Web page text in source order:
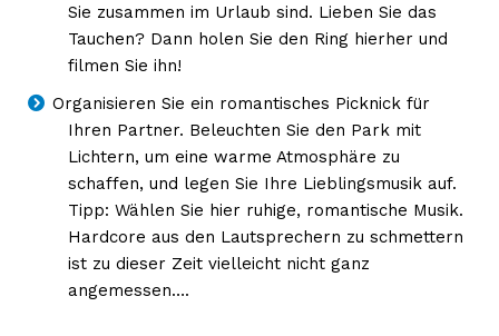
Sie zusammen im Urlaub sind. Lieben Sie das
Tauchen? Dann holen Sie den Ring hierher und
filmen Sie ihn!
Organisieren Sie ein romantisches Picknick für
Ihren Partner. Beleuchten Sie den Park mit
Lichtern, um eine warme Atmosphäre zu
schaffen, und legen Sie Ihre Lieblingsmusik auf.
Tipp: Wählen Sie hier ruhige, romantische Musik.
Hardcore aus den Lautsprechern zu schmettern
ist zu dieser Zeit vielleicht nicht ganz
angemessen….